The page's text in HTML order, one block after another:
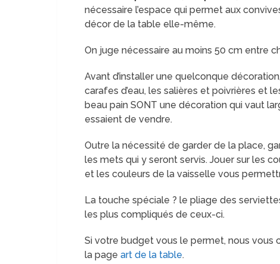
nécessaire l’espace qui permet aux
décor de la table elle-même.
On juge nécessaire au moins 50 cm entre
Avant d’installer une quelconque
carafes d’eau, les salières et poivrières et
beau pain SONT une décoration qui vaut
essaient de vendre.
Outre la nécessité de garder de la place,
les mets qui y seront servis. Jouer sur les
et les couleurs de la vaisselle vous
La touche spéciale ? le pliage des
les plus compliqués de ceux-ci.
Si votre budget vous le permet, nous vous
la page art de la table.